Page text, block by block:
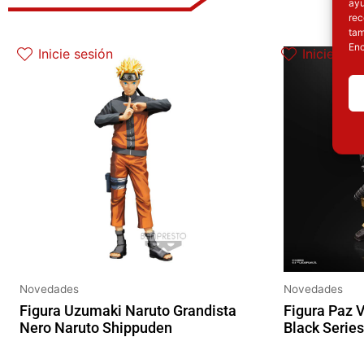
Inicie sesión
Novedades
Figura Uzumaki Naruto Grandista
Nero Naruto Shippuden
Inicie
Novedades
Figura Paz
Black Series